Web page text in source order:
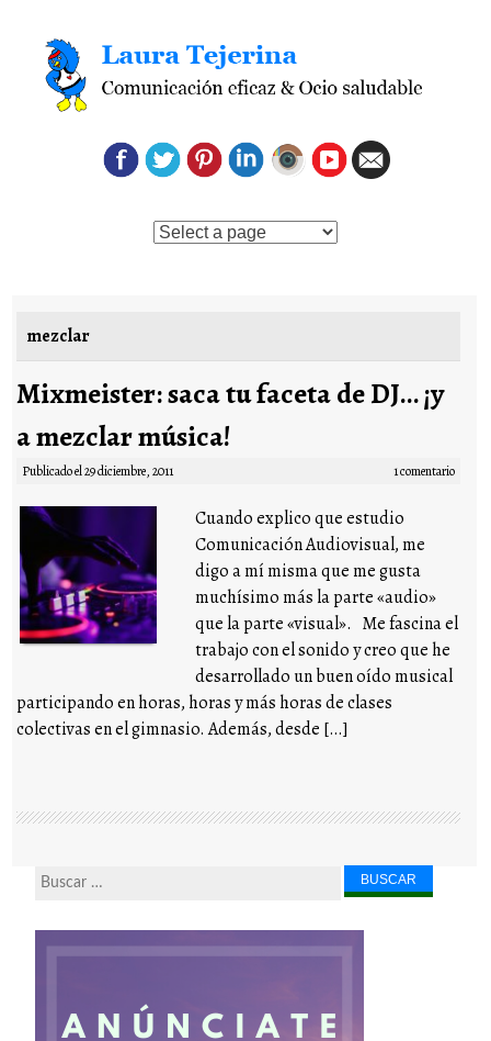
Saltar al contenido
mezclar
Mixmeister: saca tu faceta de DJ… ¡y
a mezclar música!
Publicado el29 diciembre, 2011 1 comentario
Cuando explico que estudio
Comunicación Audiovisual, me
digo a mí misma que me gusta
muchísimo más la parte «audio»
que la parte «visual». Me fascina el
trabajo con el sonido y creo que he
desarrollado un buen oído musical
participando en horas, horas y más horas de clases
colectivas en el gimnasio. Además, desde […]
Buscar...